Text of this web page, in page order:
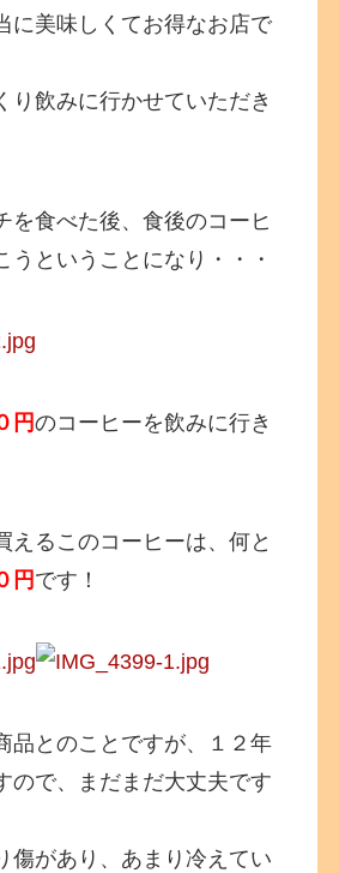
に美味しくてお得なお店で
り飲みに行かせていただき
を食べた後、食後のコーヒ
うということになり・・・
円のコーヒーを飲みに行き
えるこのコーヒーは、何と
円です！
品とのことですが、１２年
ので、まだまだ大丈夫です
傷があり、あまり冷えてい